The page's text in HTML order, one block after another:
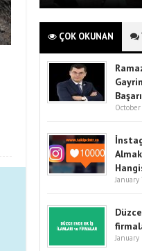
ÇOK OKUNAN
January
January